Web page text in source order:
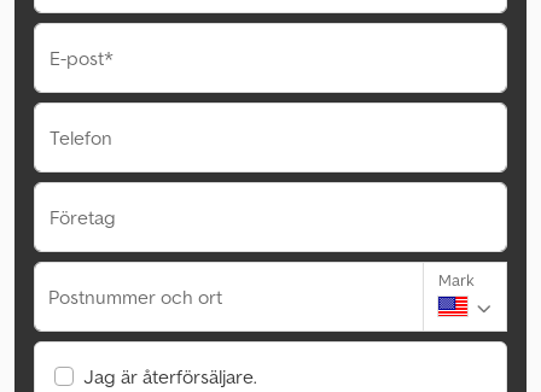
E-post*
Telefon
Företag
Postnummer och ort
Mark
Jag är återförsäljare.